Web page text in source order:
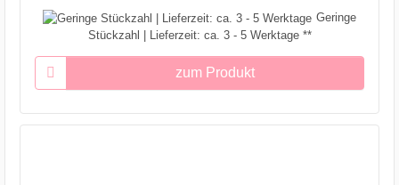
Geringe
Stückzahl | Lieferzeit: ca. 3 - 5 Werktage **
zum Produkt